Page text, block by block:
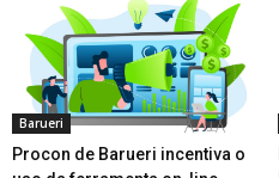
Barueri
Procon de Barueri incentiva o